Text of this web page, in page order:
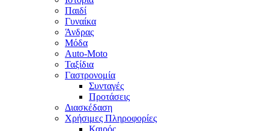
Παιδί
Γυναίκα
Άνδρας
Μόδα
Auto-Moto
Ταξίδια
Γαστρονομία
Συνταγές
Προτάσεις
Διασκέδαση
Χρήσιμες Πληροφορίες
Καιρός